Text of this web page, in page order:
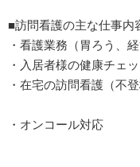
■訪問看護の主な仕事内
・看護業務（胃ろう、
・入居者様の健康チェ
・在宅の訪問看護（不
・オンコール対応